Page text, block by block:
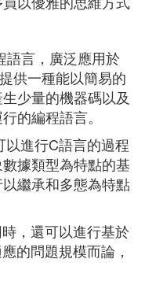
語言，廣泛應用於
供一種能以簡易的
少量的機器碼以及
的編程語言。
進行C語言的過程
據類型為特點的基
繼承和多態為特點
，還可以進行基於
的問題規模而論，